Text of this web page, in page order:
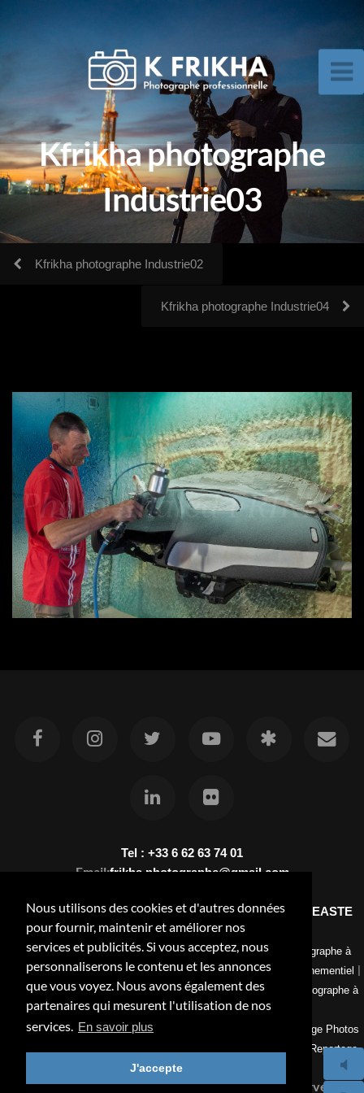
Nous utilisons des cookies et d'autres données
pour fournir, maintenir et améliorer nos
services et publicités. Si vous acceptez, nous
personnaliserons le contenu et les annonces
que vous voyez. Nous avons également des
partenaires qui mesurent l'utilisation de nos
services. En savoir plus
J'accepte
Kfrikha photographe
Industrie03
Kfrikha photographe Industrie02
Kfrikha photographe Industrie04
Tel : +33 6 62 63 74 01
Email:frikha.photographe@gmail.com
kfrikha.com - KHALED FRIKHA PHOTOGRAPHE VIDEASTE
LORRAINE NANCY
Photographe en Lorraine|Photographe à Nancy-Portrait
Photographe à
Nancy-Reportage Mariage|Photographe à Nancy-Reportage événementiel |
Photographe à Nancy-Reportage industriel|Photos nature
Photographe à
Nancy-Photographe culinaire
Vidéaste professionnel Nancy|Retouches Photos
Tarifs Reportage Photos
Photographe a Lorraine-Reportage
Hôtellerie:chambres, extérieur, réception et restaurants
© Copyright 2025 KHALED FRIKHA-All Rights Reserved